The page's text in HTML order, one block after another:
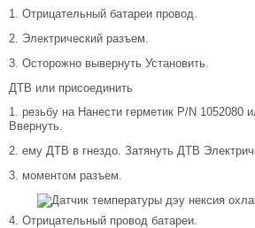
1. Отрицательный батареи провод.
2. Электрический разъем.
3. Осторожно вывернуть Установить.
ДТВ или присоединить
1. резьбу на Нанести герметик P/N 1052080
Ввернуть.
2. ему ДТВ в гнездо. Затянуть ДТВ
3. моментом разъем.
4. Отрицательный провод батареи.